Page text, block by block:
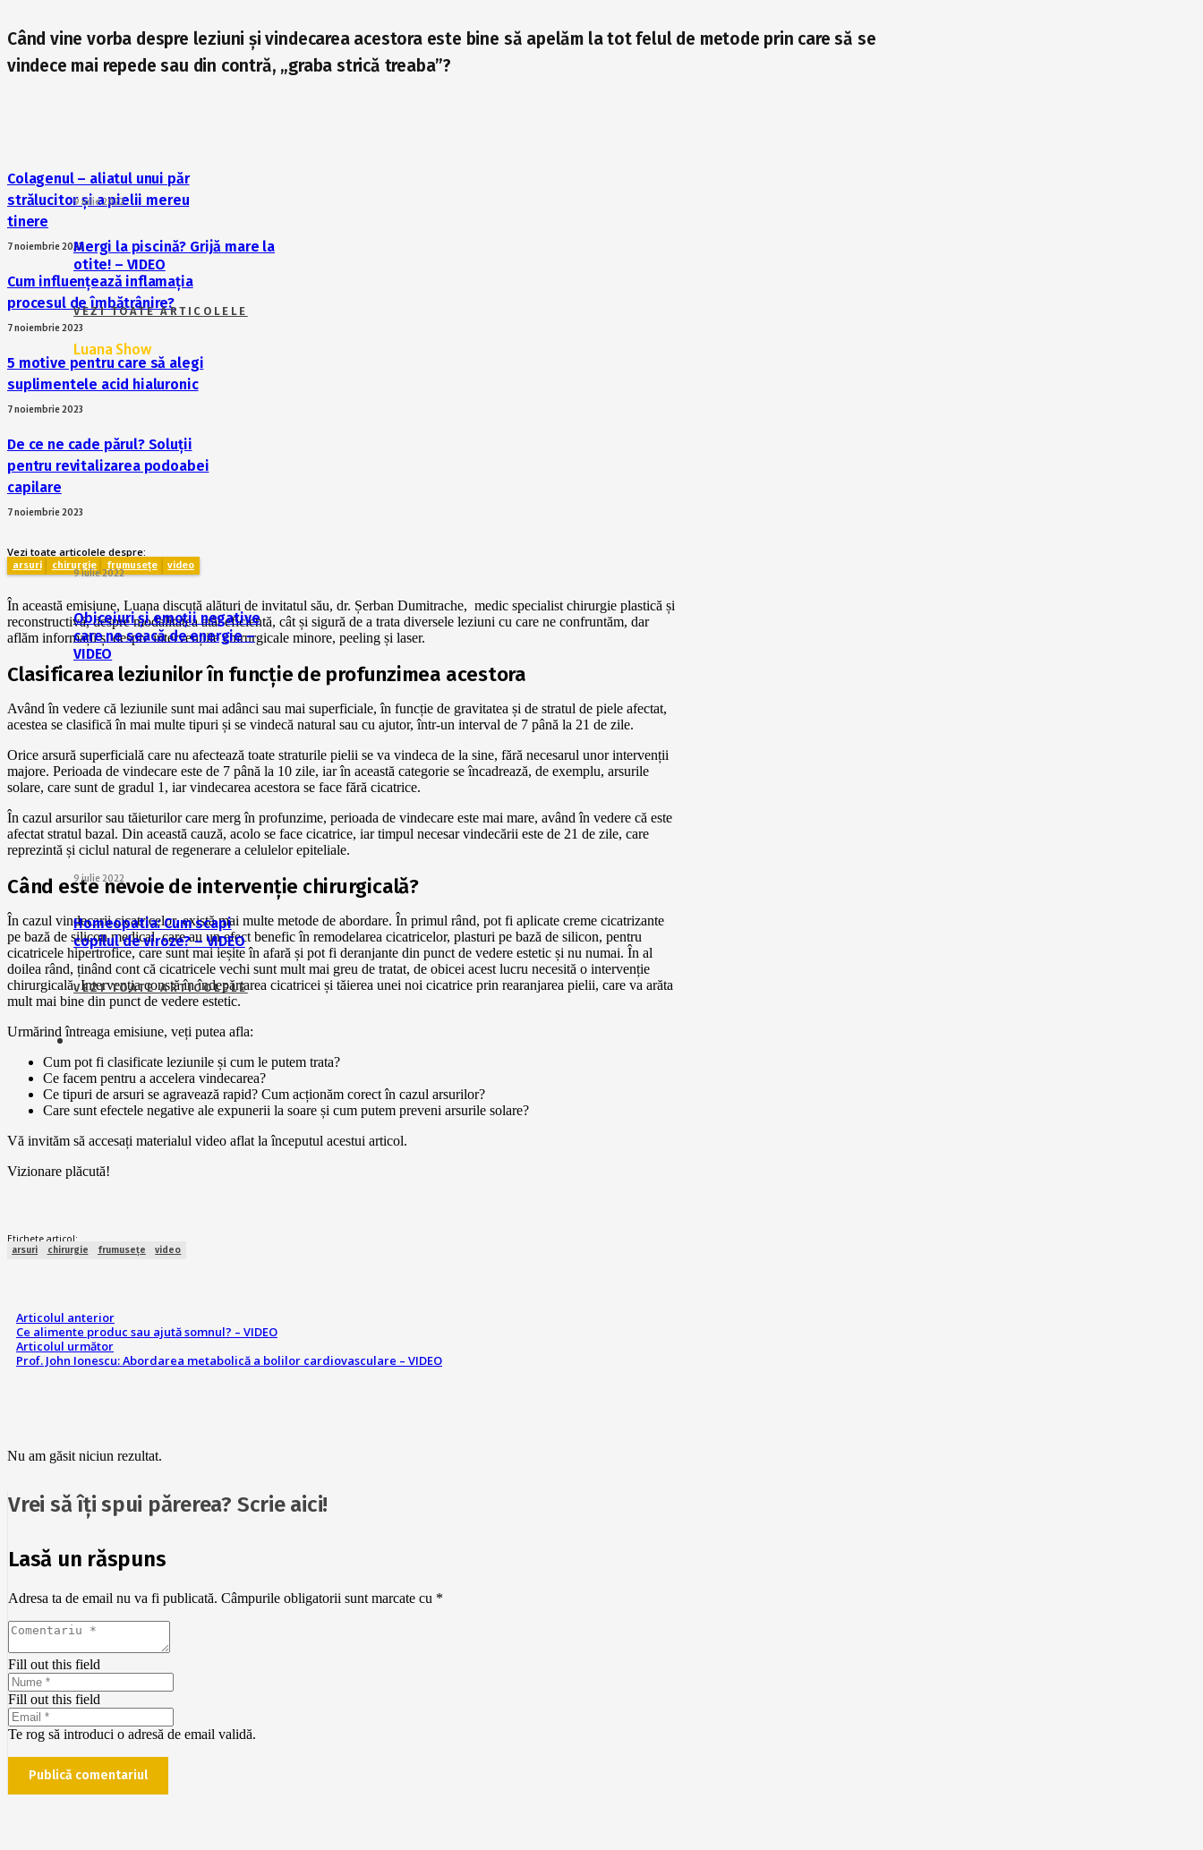
9 iulie 2022
Mergi la piscină? Grijă mare la
otite! – VIDEO
VEZI TOATE ARTICOLELE
Luana Show
9 iulie 2022
Obiceiuri și emoții negative
care ne seacă de energie –
VIDEO
9 iulie 2022
Homeopatia: Cum scapi
copilul de viroze? – VIDEO
VEZI TOATE ARTICOLELE
Când vine vorba despre leziuni și vindecarea acestora este bine să apelăm la tot felul de metode prin care să se
vindece mai repede sau din contră, „graba strică treaba”?
Colagenul – aliatul unui păr
strălucitor și a pielii mereu
tinere
7 noiembrie 2023
Cum influențează inflamația
procesul de îmbătrânire?
7 noiembrie 2023
5 motive pentru care să alegi
suplimentele acid hialuronic
7 noiembrie 2023
De ce ne cade părul? Soluții
pentru revitalizarea podoabei
capilare
7 noiembrie 2023
Vezi toate articolele despre:
arsuri chirurgie frumusețe video
În această emisiune, Luana discută alături de invitatul său, dr. Șerban Dumitrache, medic specialist chirurgie plastică și
reconstructivă, despre modalitatea atât eficientă, cât și sigură de a trata diversele leziuni cu care ne confruntăm, dar
aflăm informații și despre intervențiile chirurgicale minore, peeling și laser.
Clasificarea leziunilor în funcție de profunzimea acestora
Având în vedere că leziunile sunt mai adânci sau mai superficiale, în funcție de gravitatea și de stratul de piele afectat,
acestea se clasifică în mai multe tipuri și se vindecă natural sau cu ajutor, într-un interval de 7 până la 21 de zile.
Orice arsură superficială care nu afectează toate straturile pielii se va vindeca de la sine, fără necesarul unor intervenții
majore. Perioada de vindecare este de 7 până la 10 zile, iar în această categorie se încadrează, de exemplu, arsurile
solare, care sunt de gradul 1, iar vindecarea acestora se face fără cicatrice.
În cazul arsurilor sau tăieturilor care merg în profunzime, perioada de vindecare este mai mare, având în vedere că este
afectat stratul bazal. Din această cauză, acolo se face cicatrice, iar timpul necesar vindecării este de 21 de zile, care
reprezintă și ciclul natural de regenerare a celulelor epiteliale.
Când este nevoie de intervenție chirurgicală?
În cazul vindecarii cicatricelor, există mai multe metode de abordare. În primul rând, pot fi aplicate creme cicatrizante
pe bază de silicon medical, care au un efect benefic în remodelarea cicatricelor, plasturi pe bază de silicon, pentru
cicatricele hipertrofice, care sunt mai ieșite în afară și pot fi deranjante din punct de vedere estetic și nu numai. În al
doilea rând, ținând cont că cicatricele vechi sunt mult mai greu de tratat, de obicei acest lucru necesită o intervenție
chirurgicală. Intervenția constă în îndepărtarea cicatricei și tăierea unei noi cicatrice prin rearanjarea pielii, care va arăta
mult mai bine din punct de vedere estetic.
Urmărind întreaga emisiune, veți putea afla:
Cum pot fi clasificate leziunile și cum le putem trata?
Ce facem pentru a accelera vindecarea?
Ce tipuri de arsuri se agravează rapid? Cum acționăm corect în cazul arsurilor?
Care sunt efectele negative ale expunerii la soare și cum putem preveni arsurile solare?
Vă invităm să accesați materialul video aflat la începutul acestui articol.
Vizionare plăcută!
Etichete articol:
arsuri chirurgie frumusețe video
Articolul anterior
Ce alimente produc sau ajută somnul? – VIDEO
Articolul următor
Prof. John Ionescu: Abordarea metabolică a bolilor cardiovasculare – VIDEO
Nu am găsit niciun rezultat.
Vrei să îți spui părerea? Scrie aici!
Lasă un răspuns
Adresa ta de email nu va fi publicată. Câmpurile obligatorii sunt marcate cu *
Fill out this field
Fill out this field
Te rog să introduci o adresă de email validă.
Publică comentariul